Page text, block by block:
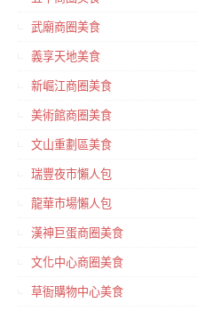
武廟商圈美食
義享天地美食
新崛江商圈美食
美術館商圈美食
文山重劃區美食
瑞豐夜市懶人包
龍華市場懶人包
漢神巨蛋商圈美食
文化中心商圈美食
草衙購物中心美食